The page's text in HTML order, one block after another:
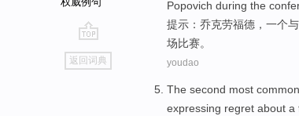
go
top
返回词典
Popovich during the
提示 ： 乔克劳福德 ， 一个与
场比赛。
youdao
The second most common
expressing regret about a